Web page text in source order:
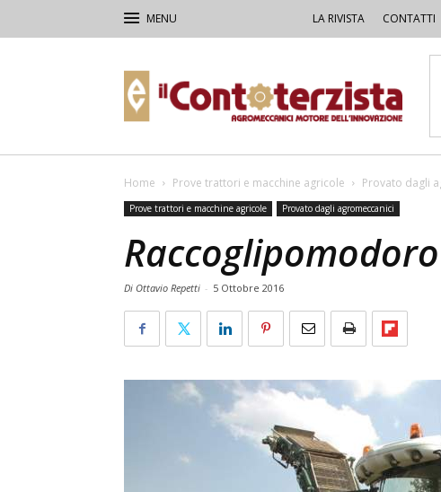
LA RIVISTA CONTATTI
Contoterzista
Home Prove trattori e macchine agricole Provato dagli
Prove trattori e macchine agricole Provato dagli agromeccanici
Di Ottavio Repetti - 5 Ottobre 2016